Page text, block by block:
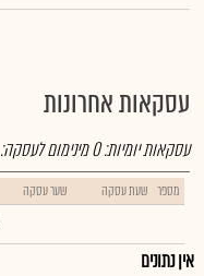
עסקאות אחרונות
עסקאות יומיות:0מינימום לעסקה:
מספר שעת עסקה שער עסקה
אין נתונים